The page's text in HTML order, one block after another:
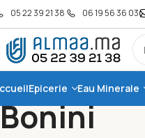
05 22 39 21 38 06 19 56 36 03
Epicerie Eau Minerale
Bonini